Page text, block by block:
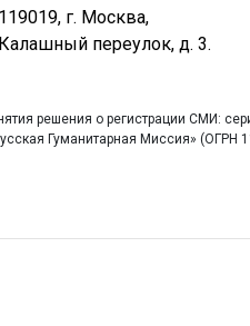
119019, г. Москва,
Калашный переулок, д. 3.
решения о регистрации СМИ:
Гуманитарная Миссия» (ОГРН